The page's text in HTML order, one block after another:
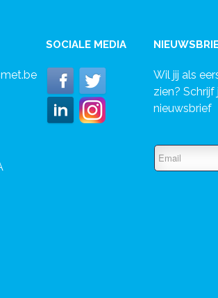
SOCIALE MEDIA
Wil jij als
zien?
nieuwsbrief